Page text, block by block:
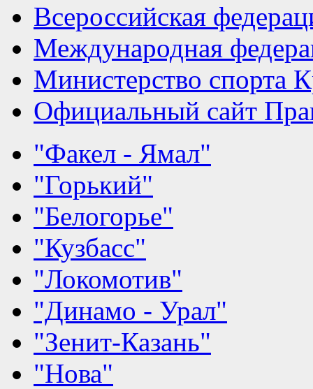
Всероссийская
Международная
Министерство спорта
Официальный сайт
"Факел - Ямал"
"Горький"
"Белогорье"
"Кузбасс"
"Локомотив"
"Динамо - Урал"
"Зенит-Казань"
"Нова"